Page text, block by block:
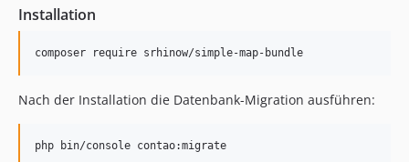
dev-master
dev-import_csv
Installation
Nach der Installation die Datenbank-Migration ausführen: